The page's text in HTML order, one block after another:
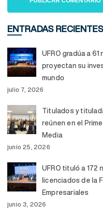
ENTRADAS RECIENTES
UFRO gradúa a
proyectan su
mundo
julio 7, 2026
Titulados y
reúnen en el
Media
junio 25, 2026
UFRO tituló a 172
licenciados de la
Empresariales
junio 3, 2026